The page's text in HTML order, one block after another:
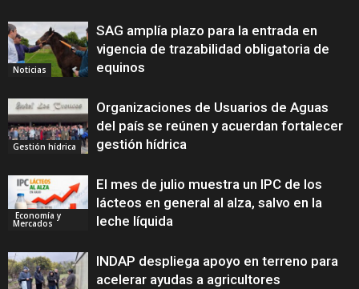
Noticias
SAG amplía plazo para la entrada en
vigencia de trazabilidad obligatoria de
equinos
Gestión hídrica
Organizaciones de Usuarios de Aguas
del país se reúnen y acuerdan fortalecer
gestión hídrica
Economía y
Mercados
El mes de julio muestra un IPC de los
lácteos en general al alza, salvo en la
leche líquida
INDAP despliega apoyo en terreno para
acelerar ayudas a agricultores